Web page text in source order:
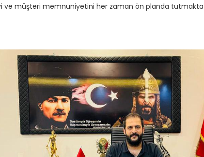
ve müşteri memnuniyetini her zaman ön planda